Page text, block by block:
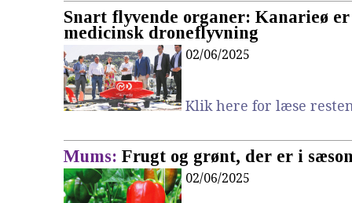
Snart flyvende organer: Kanarieø
medicinsk droneflyvning
02/06/2025
Klik here for læse
Mums: Frugt og grønt, der er i
02/06/2025